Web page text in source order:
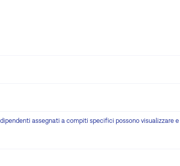
assegnati a compiti specifici possono visualizzare e